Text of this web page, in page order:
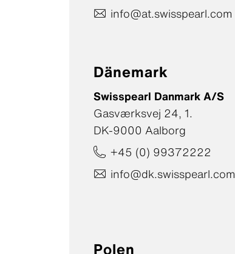
info@at.swisspearl.com
Dänemark
Swisspearl Danmark A/S
Gasværksvej 24, 1.
DK-9000 Aalborg
+45 (0) 99372222
info@dk.swisspearl.com
Polen